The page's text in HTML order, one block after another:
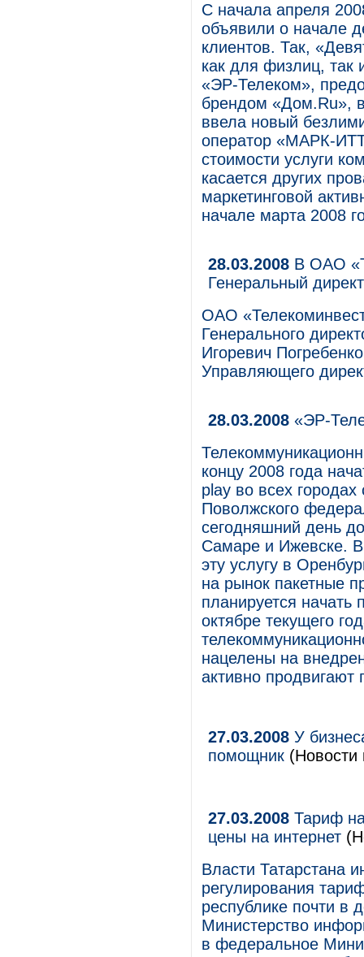
С начала апреля
объявили о начале
клиентов. Так,
как для физлиц, так
«ЭР-Телеком»,
брендом «Дом.Ru»,
ввела новый
оператор «МАРК-
стоимости услуги
касается других
маркетинговой
начале марта 2008
28.03.2008 В ОАО
Генеральный
ОАО
Генерального
Игоревич
Управляющего
28.03.2008 «ЭР-
концу 2008 года
play во всех городах
Поволжского
сегодняшний день
Самаре и Ижевске. В
эту услугу в
на рынок пакетные
планируется начать
октябре текущего
нацелены на
активно
27.03.2008 У
помощник (Новости
27.03.2008 Тариф
цены на интернет
Власти Татарстана
регулирования
республике почти в
Министерство
в федеральное